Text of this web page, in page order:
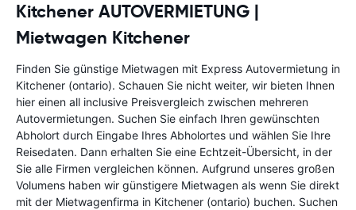
Kitchener AUTOVERMIETUNG |
Mietwagen Kitchener
Finden Sie günstige Mietwagen mit Express Autovermietung in
Kitchener (ontario). Schauen Sie nicht weiter, wir bieten Ihnen
hier einen all inclusive Preisvergleich zwischen mehreren
Autovermietungen. Suchen Sie einfach Ihren gewünschten
Abholort durch Eingabe Ihres Abholortes und wählen Sie Ihre
Reisedaten. Dann erhalten Sie eine Echtzeit-Übersicht, in der
Sie alle Firmen vergleichen können. Aufgrund unseres großen
Volumens haben wir günstigere Mietwagen als wenn Sie direkt
mit der Mietwagenfirma in Kitchener (ontario) buchen. Suchen